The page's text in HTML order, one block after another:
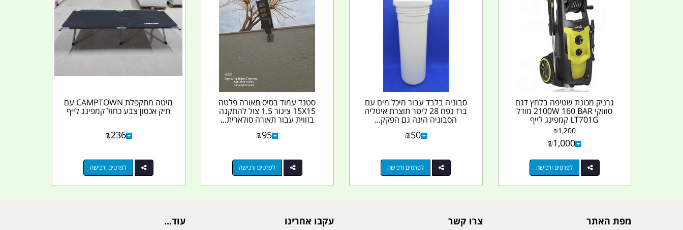
גרניק מכונת שטיפה בלחץ דגם
סוזוקי 2100W 160 BAR מודל
LT701G קמפינג לייף
₪1,200
₪1,000
לפרטים ורכישה
סבוניה בלבד עבור מיכל מים עם
ברז נפח 28 ליטר תוצרת איטליה
הסבוניה הינה גם הפקק...
₪50
לפרטים ורכישה
סטנד עמוד בסיס תאורה פלטה
15X15 צינור 1.5 צול להתקנה
בזווית עבור תאורה סולארית...
₪95
לפרטים ורכישה
מיטה מתקפלת CAMPTOWN עם
תיק אכסון צבע כחול קמפינג לייף
₪236
לפרטים ורכישה
מפת האתר צרו קשר עקבו אחרינו עוד...